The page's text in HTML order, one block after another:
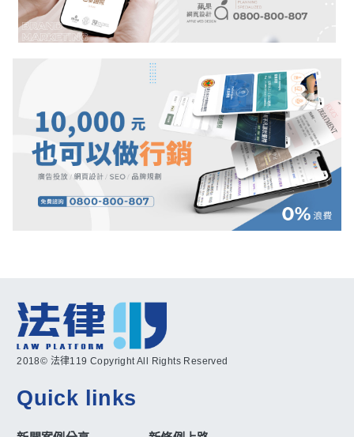
2018© 法律119 Copyright All Rights Reserved
Quick links